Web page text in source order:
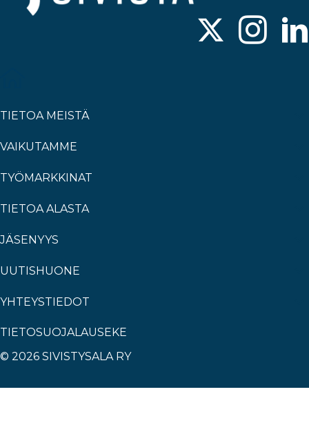
TIETOA MEISTÄ
VAIKUTAMME
TYÖMARKKINAT
TIETOA ALASTA
JÄSENYYS
UUTISHUONE
YHTEYSTIEDOT
TIETOSUOJALAUSEKE
© 2026 SIVISTYSALA RY